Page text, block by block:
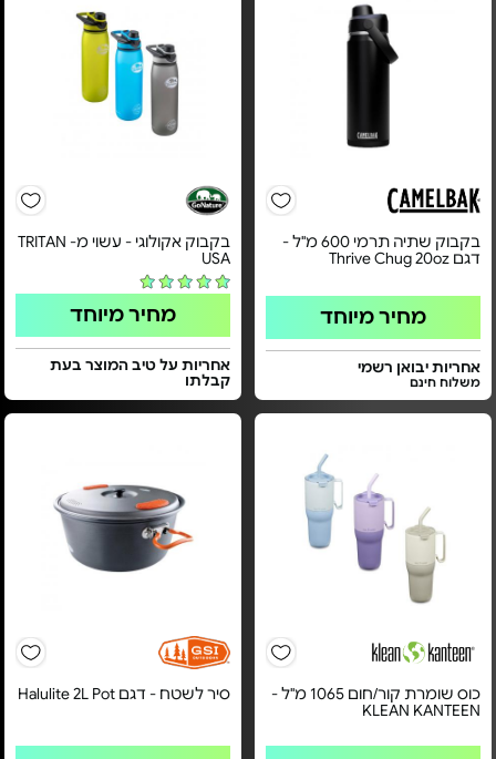
בקבוק שתיה תרמי 600 מ"ל -
דגם Thrive Chug 20oz
מחיר מיוחד
אחריות יבואן רשמי
משלוח חינם
בקבוק אקולוגי - עשוי מ- TRITAN
USA
מחיר מיוחד
אחריות על טיב המוצר בעת
קבלתו
כוס שומרת קור/חום 1065 מ"ל -
KLEAN KANTEEN
סיר לשטח - דגם Halulite 2L Pot